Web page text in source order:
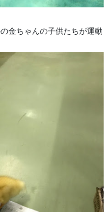
金ちゃんの子供たちが運動